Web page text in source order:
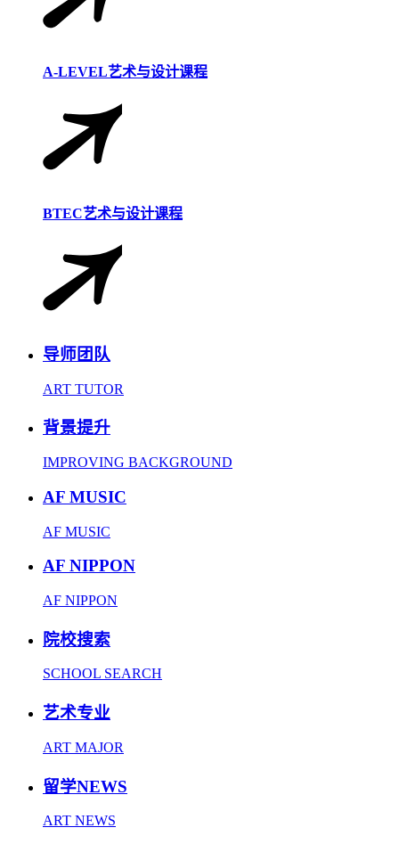
A-LEVEL艺术与设计课程
BTEC艺术与设计课程
导师团队
ART TUTOR
背景提升
IMPROVING BACKGROUND
AF MUSIC
AF MUSIC
AF NIPPON
AF NIPPON
院校搜索
SCHOOL SEARCH
艺术专业
ART MAJOR
留学NEWS
ART NEWS